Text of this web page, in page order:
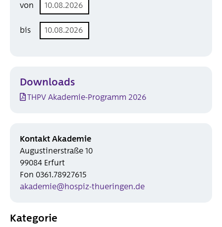
Beitragsordnung
Aktuelles
Referent*innen
Medienspiegel
Kategorie
von
bis
Downloads
THPV Akademie-Programm 2026
Kontakt Akademie
Augustinerstraße 10
99084 Erfurt
Fon 0361.78927615
akademie@hospiz-thueringen.de